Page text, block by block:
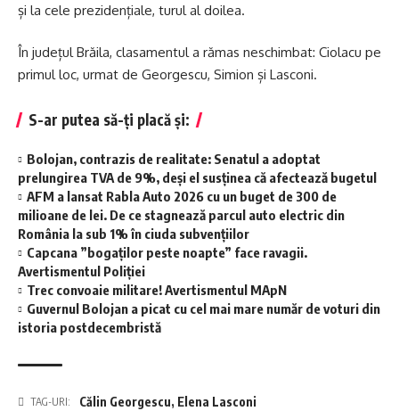
și la cele prezidențiale, turul al doilea.
În județul Brăila, clasamentul a rămas neschimbat: Ciolacu pe
primul loc, urmat de Georgescu, Simion și Lasconi.
S-ar putea să-ți placă și:
Bolojan, contrazis de realitate: Senatul a adoptat
prelungirea TVA de 9%, deși el susținea că afectează bugetul
AFM a lansat Rabla Auto 2026 cu un buget de 300 de
milioane de lei. De ce stagnează parcul auto electric din
România la sub 1% în ciuda subvențiilor
Capcana ”bogaților peste noapte” face ravagii.
Avertismentul Poliției
Trec convoaie militare! Avertismentul MApN
Guvernul Bolojan a picat cu cel mai mare număr de voturi din
istoria postdecembristă
TAG-URI: Călin Georgescu, Elena Lasconi